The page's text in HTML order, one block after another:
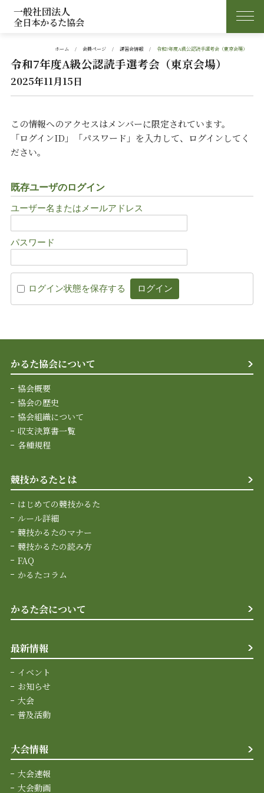
一般社団法人
全日本かるた協会
ホーム 会員ページ 講習会情報 令和7年度A級公認読手選考会（東京会場）
令和7年度A級公認読手選考会（東京会場）
2025年11月15日
この情報へのアクセスはメンバーに限定されています。
「ログインID」「パスワード」を入力して、ログインしてく
ださい。
既存ユーザのログイン
ユーザー名またはメールアドレス
パスワード
ログイン状態を保存する
かるた協会について
協会概要
協会の歴史
協会組織について
収支決算書一覧
各種規程
競技かるたとは
はじめての競技かるた
ルール詳細
競技かるたのマナー
競技かるたの読み方
FAQ
かるたコラム
かるた会について
最新情報
イベント
お知らせ
大会
普及活動
大会情報
大会速報
大会動画